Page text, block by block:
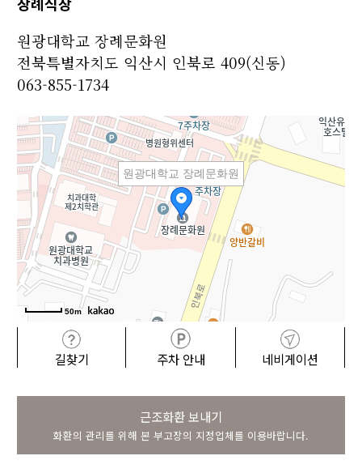
원광대학교 장례문화원
전북특별자치도 익산시 인북로 409(신동)
063-855-1734
원광대학교 장례문화원
50m
길찾기 주차 안내 네비게이션
근조화환 보내기
화환의 관리를 위해 본 부고장의 지정업체를 이용바랍니다.